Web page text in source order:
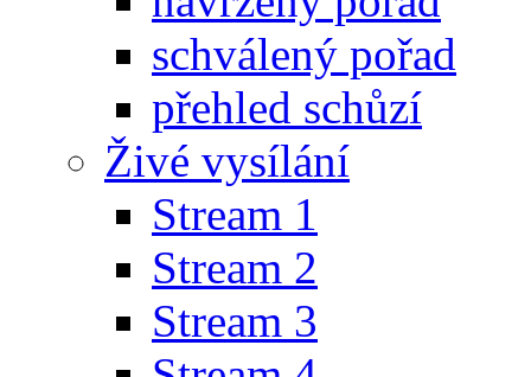
schválený pořad
přehled schůzí
Živé vysílání
Stream 1
Stream 2
Stream 3